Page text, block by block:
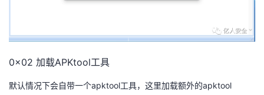
0x02 加载APKtool工具
默认情况下会自带一个apktool工具，这里加载额外的apktool